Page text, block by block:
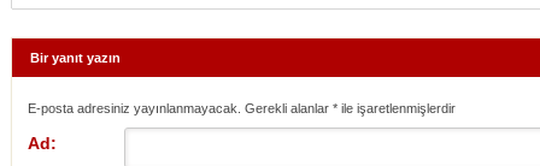
Bir yanıt yazın
E-posta adresiniz yayınlanmayacak. Gerekli alanlar * ile işaretlenmişlerdir
Ad: